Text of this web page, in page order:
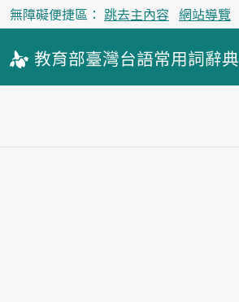
無障礙便捷區： 跳去主內容 網站導覽
教育部臺灣台語常用詞辭典